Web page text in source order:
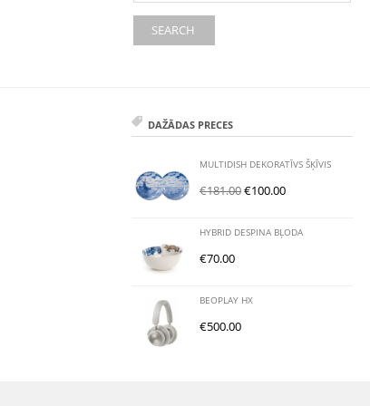
SEARCH
DAŽĀDAS PRECES
MULTIDISH DEKORATĪVS ŠĶĪVIS
€181.00€100.00
HYBRID DESPINA BĻODA
€70.00
BEOPLAY HX
€500.00